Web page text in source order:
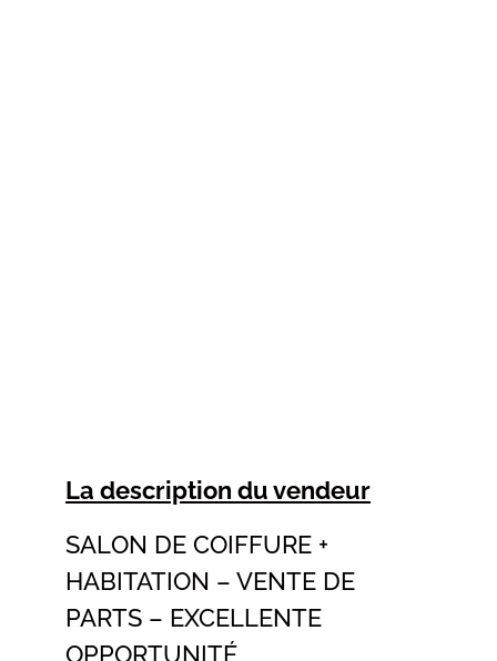
La description du vendeur
SALON DE COIFFURE +
HABITATION – VENTE DE
PARTS – EXCELLENTE
OPPORTUNITÉ